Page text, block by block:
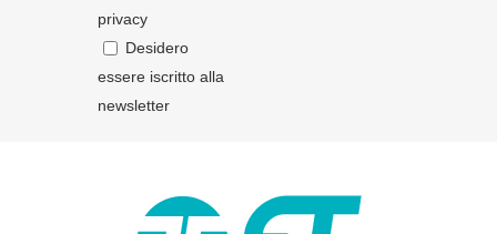
privacy
Desidero
essere iscritto alla
newsletter